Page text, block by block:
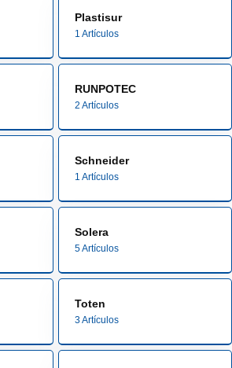
Plastisur
1 Artículos
RUNPOTEC
2 Artículos
Schneider
1 Artículos
Solera
5 Artículos
Toten
3 Artículos